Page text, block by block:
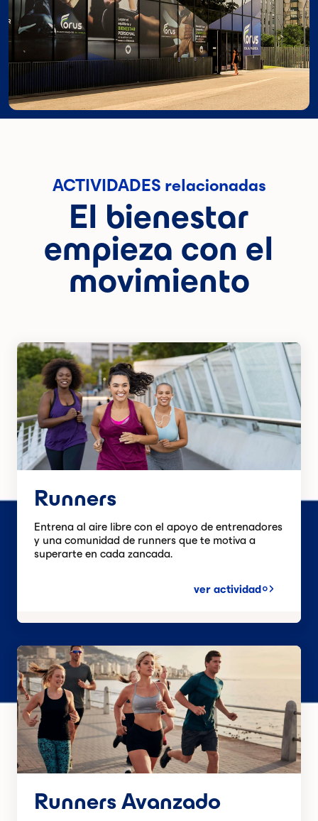
ACTIVIDADES relacionadas
El bienestar
empieza con el
movimiento
Runners
Entrena al aire libre con el apoyo de entrenadores
y una comunidad de runners que te motiva a
superarte en cada zancada.
ver actividad
Runners Avanzado